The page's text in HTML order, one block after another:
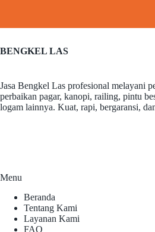
BENGKEL LAS
Jasa Bengkel Las profesional melayani
perbaikan pagar, kanopi, railing, pintu
logam lainnya. Kuat, rapi, bergaransi,
Menu
Beranda
Tentang Kami
Layanan Kami
FAQ